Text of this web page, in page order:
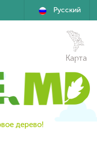
Русский
дерево!
Карта